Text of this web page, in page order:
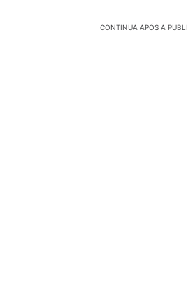
CONTINUA APÓS A